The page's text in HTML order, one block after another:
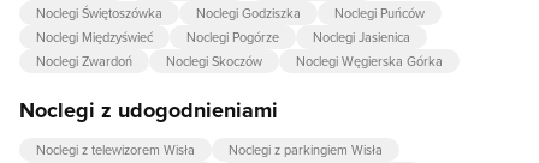
Noclegi Świętoszówka
Noclegi Godziszka
Noclegi Puńców
Noclegi Międzyświeć
Noclegi Pogórze
Noclegi Jasienica
Noclegi Zwardoń
Noclegi Skoczów Noclegi Węgierska Górka
Noclegi z udogodnieniami
Noclegi z telewizorem Wisła
Noclegi z parkingiem Wisła